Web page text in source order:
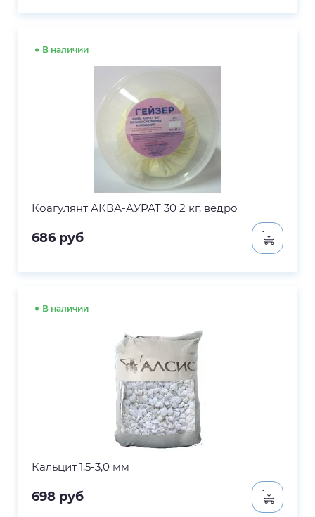
В наличии
Коагулянт АКВА-АУРАТ 30 2 кг, ведро
686 руб
В наличии
Кальцит 1,5-3,0 мм
698 руб